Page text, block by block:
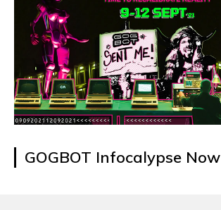
GOGBOT Infocalypse Now